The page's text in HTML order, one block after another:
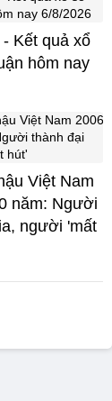
Kết quả xổ
hôm nay
Việt Nam
năm: Người
người 'mất